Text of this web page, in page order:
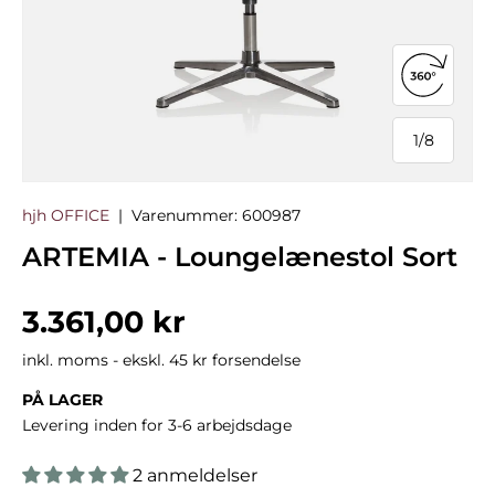
1/
af
8
Åbn
hjh OFFICE | Varenummer: 600987
ARTEMIA - Loungelænestol Sort
Normalpris
3.361,00 kr
inkl. moms - ekskl. 45 kr forsendelse
PÅ LAGER
Levering inden for 3-6 arbejdsdage
2 anmeldelser